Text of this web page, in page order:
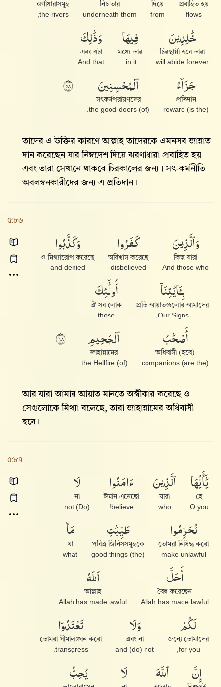
প্রবাহিত হয়
flows
দিয়ে
from
নিচ তার
underneath them
ঝর্ণাধারাসমূহ
the rivers,
خَٰلِدِينَ
চিরস্থায়ী হবে তারা
will abide forever
فِيهَا
মধ্যে তার
in it.
وَذَٰلِكَ
এবং এটা
And that
جَزَآءُ
প্রতিদান
(is the) reward
ٱلْمُحْسِنِينَ
সৎকর্মপরায়ণদের
(of) the good-doers.
٨٥
তাদের এ উক্তির কারণে আল্লাহ তাদেরকে এমনসব জান্নাত
দান করেছেন যার নিম্নদেশ দিয়ে ঝরণাধারা প্রবাহিত হয়
এবং তারা সেখানে থাকবে চিরকালের জন্য। সৎ-কর্মনীতি
অবলম্বনকারীদের জন্য এ প্রতিদান।
৫:৮৬
وَٱلَّذِينَ
কিন্তু যারা
And those who
كَفَرُوا۟
অবিশ্বাস করেছে
disbelieved
وَكَذَّبُوا۟
ও মিথ্যারোপ করেছে
and denied
بِـَٔايَٰتِنَآ
প্রতি আয়াতগুলোর আমাদের
Our Signs,
أُو۟لَٰٓئِكَ
ঐ সব লোক
those
أَصْحَٰبُ
অধিবাসী (হবে)
(are the) companions
ٱلْجَحِيمِ
জাহান্নামের
(of) the Hellfire.
٨٦
আর যারা আমার আয়াত মানতে অস্বীকার করেছে ও
সেগুলোকে মিথ্যা বলেছে, তারা জাহান্নামের অধিবাসী
হবে।
৫:৮৭
يَٰٓأَيُّهَا
হে
O you
ٱلَّذِينَ
যারা
who
ءَامَنُوا۟
ঈমান এনেছো
believe!
لَا
না
(Do) not
تُحَرِّمُوا۟
তোমরা নিষিদ্ধ করো
make unlawful
طَيِّبَٰتِ
পবিত্র জিনিসসমূহকে
(the) good things
مَآ
যা
what
أَحَلَّ
বৈধ করেছেন
Allah has made lawful
ٱللَّهُ
আল্লাহ
Allah has made lawful
لَكُمْ
জন্যে তোমাদের
for you,
وَلَا
এবং না
and (do) not
تَعْتَدُوٓا۟
তোমরা সীমালঙ্ঘন করো
transgress.
إِنَّ ٱللَّهَ لَا يُحِبُّ